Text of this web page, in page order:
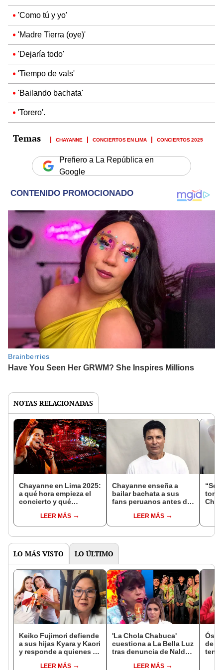
'Como tú y yo'
'Madre Tierra (oye)'
'Dejaría todo'
'Tiempo de vals'
'Bailando bachata'
'Torero'.
CHAYANNE CONCIERTOS EN LIMA CONCIERTOS 2025
Prefiero a La República en
Google
NOTAS RELACIONADAS
Chayanne en Lima 2025:
a qué hora empieza el
concierto y qué
Estadio Nacional
LEER MÁS
Chayanne enseña a
bailar bachata a sus
fans peruanos antes de
y ArequipaLEER MÁS
“Ser
LO MÁS VISTO LO ÚLTIMO
Keiko Fujimori defiende
a sus hijas Kyara y Kaori
y responde a quienes la
“No pueden decirme”
LEER MÁS
'La Chola Chabuca'
cuestiona a La Bella Luz
tras denuncia de Naldy
"Necesitamos justicia"
LEER MÁS
de